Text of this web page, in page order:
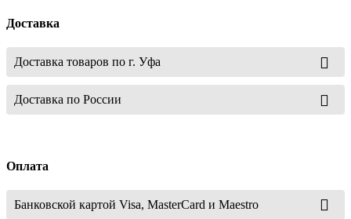
Доставка
Доставка товаров по г. Уфа
Доставка по России
Оплата
Банковской картой Visa, MasterCard и Maestro